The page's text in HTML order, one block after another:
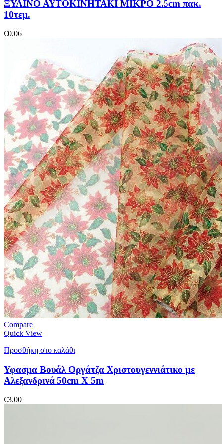
ΞΥΛΙΝΟ ΑΥΤΟΚΙΝΗΤΑΚΙ ΜΙΚΡΟ 2.5cm πακ.
10τεμ.
€0.06
Compare
Quick View
Προσθήκη στο καλάθι
Υφασμα Βουάλ Οργάτζα Χριστουγεννιάτικο με
Αλεξανδρινά 50cm X 5m
€3.00